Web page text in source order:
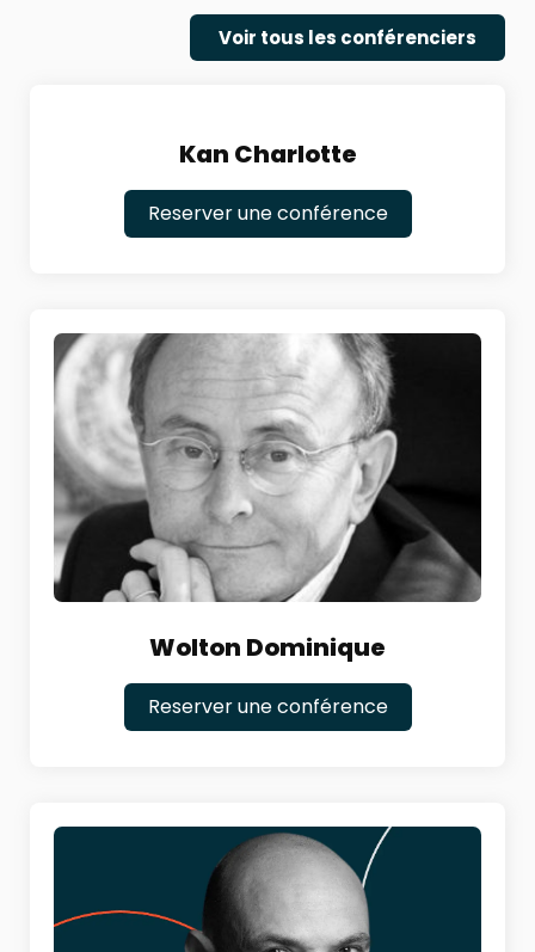
Voir tous les conférenciers
Kan Charlotte
Reserver une conférence
Wolton Dominique
Reserver une conférence